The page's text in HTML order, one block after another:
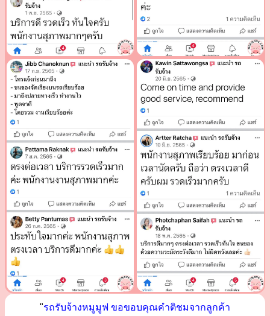
"รถรับจ้างหมูมูฟ ขอขอบคุณคำติชมจากลูกค้า